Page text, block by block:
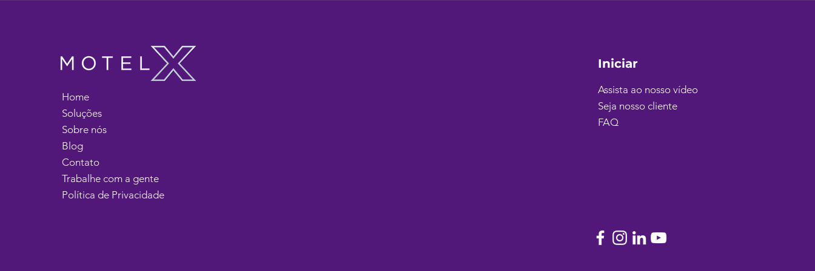
Home
Soluções
Sobre nós
Blog
Contato
Trabalhe com a gente
Política de Privacidade
Iniciar
Assista ao nosso vídeo
Seja nosso cliente
FAQ